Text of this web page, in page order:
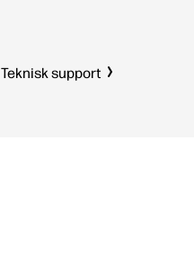
Teknisk support